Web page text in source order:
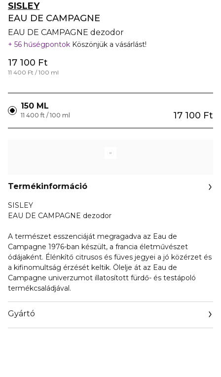
SISLEY
EAU DE CAMPAGNE
EAU DE CAMPAGNE dezodor
56 hűségpontok Köszönjük a vásárlást!
17 100 Ft
11 400 Ft / 100 ml
150 ML
17 100 Ft
11 400 ft / 100 ml
Termékinformáció
SISLEY
EAU DE CAMPAGNE dezodor
A természet esszenciáját megragadva az Eau de
Campagne 1976-ban készült, a francia életművészet
ódájaként. Élénkítő citrusos és füves jegyei a jó közérzet és
a kifinomultság érzését keltik. Ölelje át az Eau de
Campagne univerzumot illatosított fürdő- és testápoló
termékcsaládjával.
Gyártó